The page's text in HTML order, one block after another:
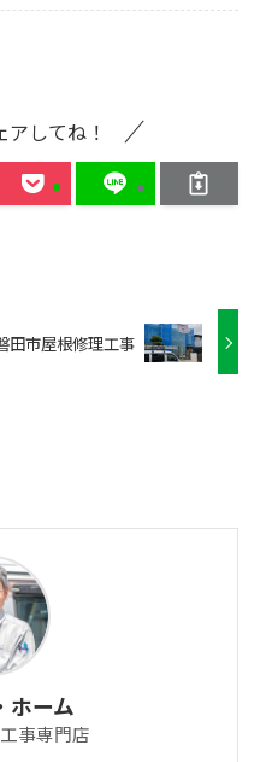
してね！
田市屋根修理工事
ホーム
事専門店